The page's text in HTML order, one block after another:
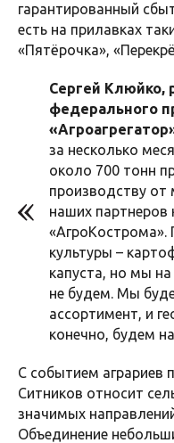
гарантированный
есть на прилавках
«Пятёрочка»,
Сергей Клюйко,
федерального
за несколько
около 700 тонн
производству от
наших партнеров
«АгроКострома».
культуры –
капуста, но мы
не будем. Мы
ассортимент, и
конечно, будем
С событием аграриев
Ситников относит
значимых
Объединение